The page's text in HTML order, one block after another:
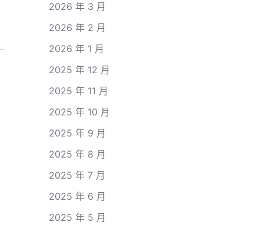
2026 年 3 月
2026 年 2 月
2026 年 1 月
2025 年 12 月
2025 年 11 月
2025 年 10 月
2025 年 9 月
2025 年 8 月
2025 年 7 月
2025 年 6 月
2025 年 5 月